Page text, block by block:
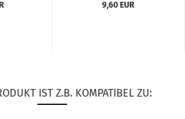
9,60 EUR
IST Z.B. KOMPATIBEL ZU: